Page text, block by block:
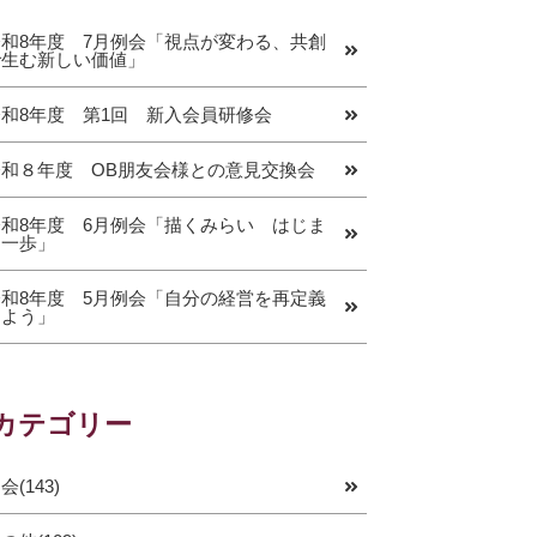
8年度 7月例会「視点が変わる、共創
む新しい価値」
8年度 第1回 新入会員研修会
８年度 OB朋友会様との意見交換会
8年度 6月例会「描くみらい はじま
歩」
8年度 5月例会「自分の経営を再定義
う」
テゴリー
(143)